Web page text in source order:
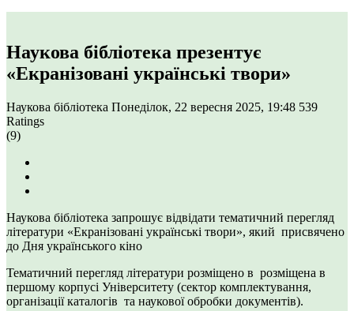
Наукова бібліотека презентує
«Екранізовані українські твори»
Наукова бібліотека Понеділок, 22 вересня 2025, 19:48 539
Ratings
(9)
Наукова бібліотека запрошує відвідати тематичний перегляд
літератури «Екранізовані українські твори», який присвячено
до Дня українського кіно
Тематичний перегляд літератури розміщено в розміщена в
першому корпусі Університету (сектор комплектування,
організації каталогів та наукової обробки документів).